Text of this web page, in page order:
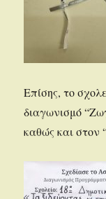
Επίσης, το
διαγωνισμό
καθώς και στον